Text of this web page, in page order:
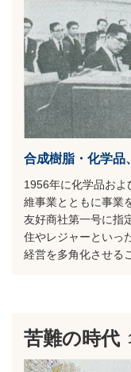
合成樹脂・化学品
1956年に化学品お
維事業とともに事業
友好商社第一号に指
住やレジャーといっ
経営を多角化させる
苦難の時代